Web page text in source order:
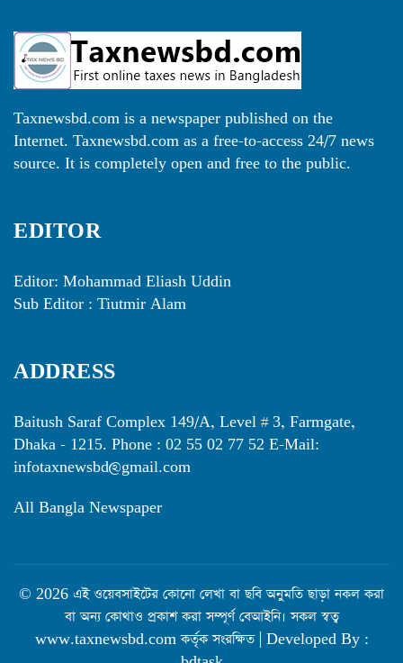
Taxnewsbd.com is a newspaper published on the
Internet. Taxnewsbd.com as a free-to-access 24/7 news
source. It is completely open and free to the public.
EDITOR
Editor: Mohammad Eliash Uddin
Sub Editor : Tiutmir Alam
ADDRESS
Baitush Saraf Complex 149/A, Level # 3, Farmgate,
Dhaka - 1215. Phone : 02 55 02 77 52 E-Mail:
infotaxnewsbd@gmail.com
All Bangla Newspaper
© 2026 এই ওয়েবসাইটের কোনো লেখা বা ছবি অনুমতি ছাড়া নকল করা
বা অন্য কোথাও প্রকাশ করা সম্পূর্ণ বেআইনি। সকল স্বত্ব
www.taxnewsbd.com কর্তৃক সংরক্ষিত | Developed By :